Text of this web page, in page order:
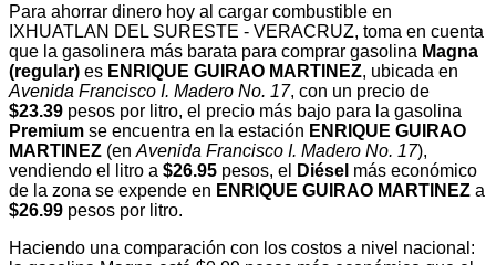
Para ahorrar dinero hoy al cargar combustible en
IXHUATLAN DEL SURESTE - VERACRUZ, toma en cuenta
que la gasolinera más barata para comprar gasolina Magna
(regular) es ENRIQUE GUIRAO MARTINEZ, ubicada en
Avenida Francisco I. Madero No. 17, con un precio de
$23.39 pesos por litro, el precio más bajo para la gasolina
Premium se encuentra en la estación ENRIQUE GUIRAO
MARTINEZ (en Avenida Francisco I. Madero No. 17),
vendiendo el litro a $26.95 pesos, el Diésel más económico
de la zona se expende en ENRIQUE GUIRAO MARTINEZ a
$26.99 pesos por litro.
Haciendo una comparación con los costos a nivel nacional: